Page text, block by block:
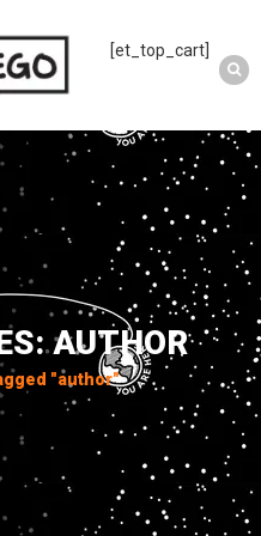
[et_top_cart]
AUTHOR
"author"